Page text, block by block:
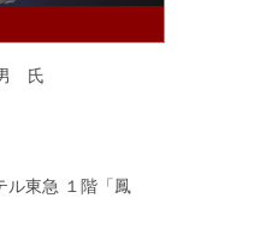
氏
ル東急 １階「鳳